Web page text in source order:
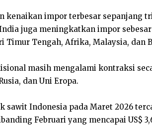
kenaikan impor terbesar sepanjang
juga meningkatkan impor
Timur Tengah, Afrika, Malaysia, dan
masih mengalami kontraksi
dan Uni Eropa.
Indonesia pada Maret 2026
Februari yang mencapai US$